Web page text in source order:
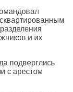
и их
подверглись
с арестом